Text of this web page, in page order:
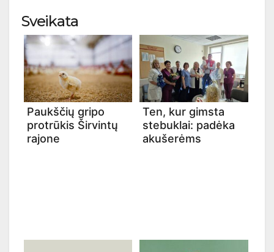
Sveikata
Paukščių gripo
protrūkis Širvintų
rajone
Ten, kur gimsta
stebuklai: padėka
akušerėms